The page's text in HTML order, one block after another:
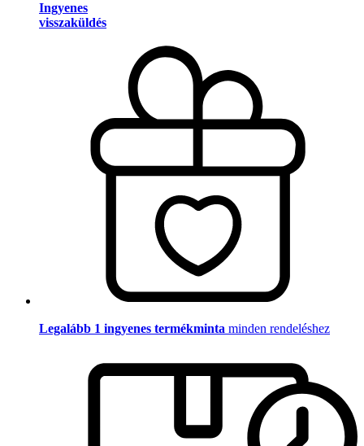
Ingyenes
visszaküldés
Legalább 1 ingyenes termékminta minden rendeléshez